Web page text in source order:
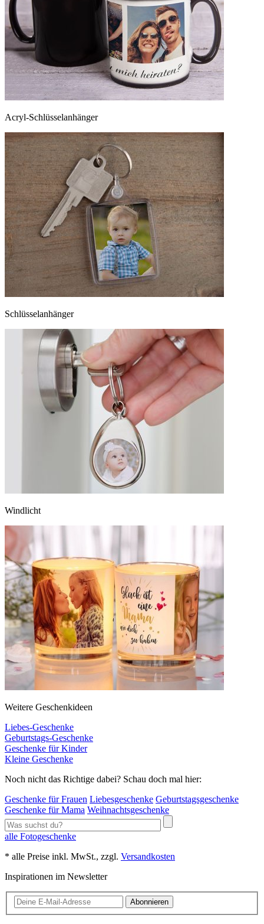
Acryl-Schlüsselanhänger
Schlüsselanhänger
Windlicht
Weitere Geschenkideen
Liebes-Geschenke
Geburtstags-Geschenke
Geschenke für Kinder
Kleine Geschenke
Noch nicht das Richtige dabei? Schau doch mal hier:
Geschenke für Frauen Liebesgeschenke Geburtstagsgeschenke
Geschenke für Mama Weihnachtsgeschenke
alle Fotogeschenke
* alle Preise inkl. MwSt., zzgl. Versandkosten
Inspirationen im Newsletter
Abonnieren